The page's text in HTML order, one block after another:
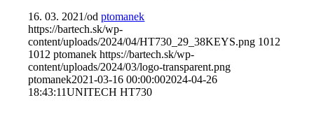
16. 03. 2021/odptomanek
https://bartech.sk/wp-
content/uploads/2024/04/HT730_29_38KEYS.png 1012
1012 ptomanek https://bartech.sk/wp-
content/uploads/2024/03/logo-transparent.png
ptomanek2021-03-16 00:00:002024-04-26
18:43:11UNITECH HT730